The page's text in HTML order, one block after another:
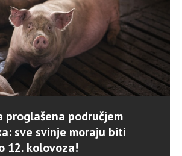
proglašena područjem
sve svinje moraju biti
12. kolovoza!